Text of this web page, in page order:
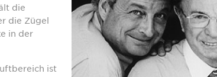
die
die Zügel
in der
ist